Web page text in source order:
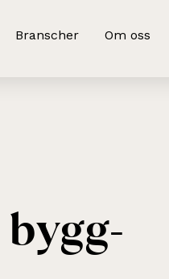
Branscher Om oss
bygg-